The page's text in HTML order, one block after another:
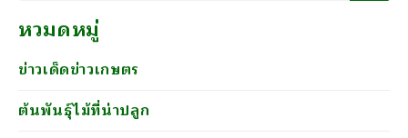
หวมดหมู่
ข่าวเด็ดข่าวเกษตร
ต้นพันธุ์ไม้ที่น่าปลูก